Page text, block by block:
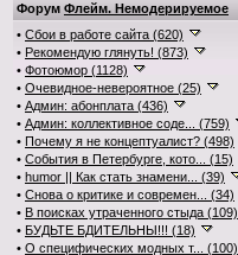
Форум Флейм. Немодерируемое
• Сбои в работе сайта (620)
• Рекомендую глянуть! (873)
• Фотоюмор (1128)
• Очевидное-невероятное (25)
• Админ: абонплата (436)
• Админ: коллективное соде... (759)
• Почему я не концептуалист? (498)
• События в Петербурге, кото... (15)
• humor || Как стать знамени... (39)
• Снова о критике и современ... (34)
• В поисках утраченного стыда (109)
• БУДЬТЕ БДИТЕЛЬНЫ!!! (18)
• О специфических модных т... (100)